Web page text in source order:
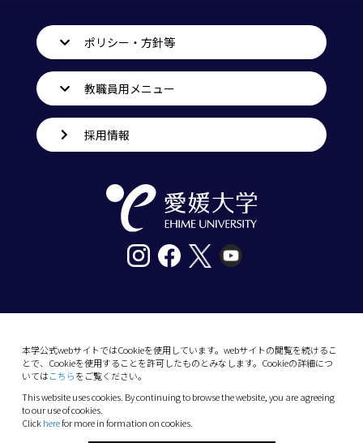
本学公式webサイトではCookieを使用しています。webサイトの閲覧を続けるこ
とで、Cookieを使用することを許可したものとみなします。Cookieの詳細につ
いてはこちらをご覧ください。
This website uses cookies. By continuing to browse the website, you are agreeing
to our use of cookies.
Clickherefor more in formation on cookies.
ポリシー・方針等
教職員用メニュー
採用情報
10-13 Dogo-Himata, Matsuyama, Ehime 790-
Phone: +81 89-927-9000